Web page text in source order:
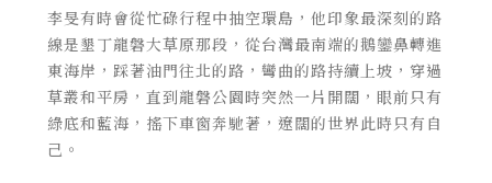
李旻有時會從忙碌行程中抽空環島，他印象最深刻的路
線是墾丁龍磐大草原那段，從台灣最南端的鵝鑾鼻轉進
東海岸，踩著油門往北的路，彎曲的路持續上坡，穿過
草叢和平房，直到龍磐公園時突然一片開闊，眼前只有
綠底和藍海，搖下車窗奔馳著，遼闊的世界此時只有自
己。